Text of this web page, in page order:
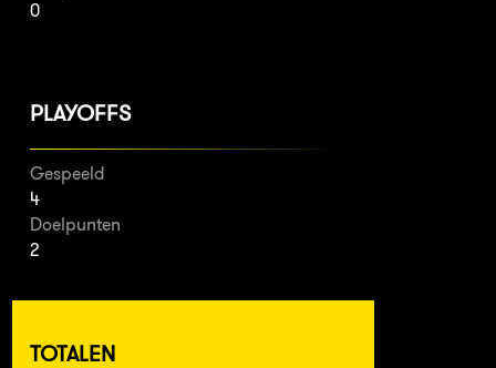
0
PLAYOFFS
Gespeeld
4
Doelpunten
2
TOTALEN